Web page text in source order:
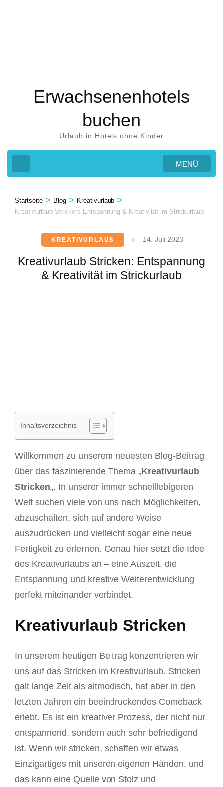
Erwachsenenhotels
buchen
Urlaub in Hotels ohne Kinder
MENÜ
Startseite > Blog > Kreativurlaub >
Kreativurlaub Stricken: Entspannung & Kreativität im Strickurlaub
KREATIVURLAUB 14. Juli 2023
Kreativurlaub Stricken: Entspannung
& Kreativität im Strickurlaub
Inhaltsverzeichnis
Willkommen zu unserem neuesten Blog-Beitrag
über das faszinierende Thema „Kreativurlaub
Stricken„. In unserer immer schnelllebigeren
Welt suchen viele von uns nach Möglichkeiten,
abzuschalten, sich auf andere Weise
auszudrücken und vielleicht sogar eine neue
Fertigkeit zu erlernen. Genau hier setzt die Idee
des Kreativurlaubs an – eine Auszeit, die
Entspannung und kreative Weiterentwicklung
perfekt miteinander verbindet.
Kreativurlaub Stricken
In unserem heutigen Beitrag konzentrieren wir
uns auf das Stricken im Kreativurlaub. Stricken
galt lange Zeit als altmodisch, hat aber in den
letzten Jahren ein beeindruckendes Comeback
erlebt. Es ist ein kreativer Prozess, der nicht nur
entspannend, sondern auch sehr befriedigend
ist. Wenn wir stricken, schaffen wir etwas
Einzigartiges mit unseren eigenen Händen, und
das kann eine Quelle von Stolz und